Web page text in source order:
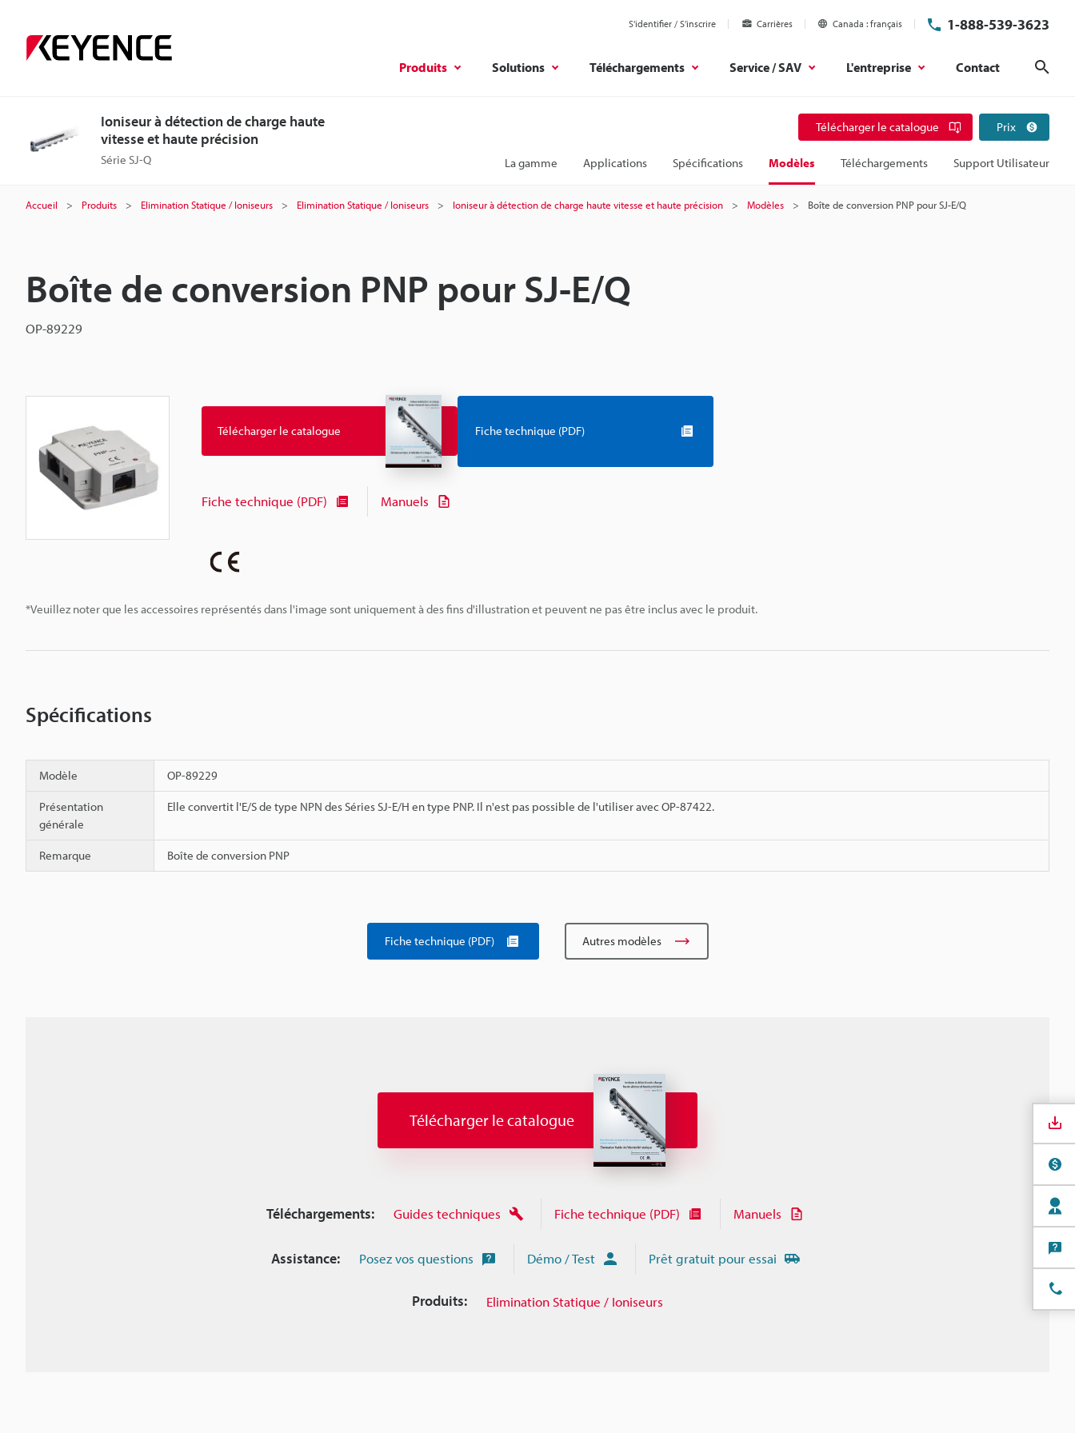
S'identifier / S’inscrire Carrières Canada français 1-888-539-3623
Produits Solutions Téléchargements Service / SAV L'entreprise Contact
Ioniseur à détection de charge haute
vitesse et haute précision
Série SJ-Q
Télécharger le catalogue Prix
La gamme Applications Spécifications Modèles Téléchargements Support Utilisateur
Accueil Produits Elimination Statique / Ioniseurs Elimination Statique / Ioniseurs Ioniseur à détection de charge haute vitesse et haute précision Modèles Boîte de conversion PNP pour SJ-E/Q
Boîte de conversion PNP pour SJ-E/Q
OP-89229
*Veuillez noter que les accessoires représentés dans l'image sont uniquement à des fins d'illustration et peuvent ne pas être inclus avec le produit.
Télécharger le catalogue Fiche technique (PDF)
Fiche technique (PDF) Manuels
Spécifications
Modèle OP-89229
Présentation
générale
Elle convertit l'E/S de type NPN des Séries SJ-E/H en type PNP. Il n'est pas possible de l'utiliser avec OP-87422.
Remarque Boîte de conversion PNP
Fiche technique (PDF) Autres modèles
Télécharger le catalogue
Téléchargements: Guides techniques Fiche technique (PDF) Manuels
Assistance: Posez vos questions Démo / Test Prêt gratuit pour essai
Produits: Elimination Statique / Ioniseurs